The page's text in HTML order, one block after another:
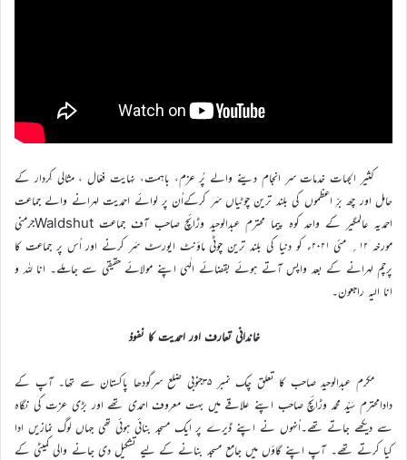
کثیر الجہات خدمات سر انجام دینے والے پُر عزم، باہمت، نہایت فعّال ، مثالی کِردار کے
حامل اور چھ برِّ اعظموں کی بلند ترین چوٹیاں سَر کرکےاُن پر لوائے احمدیت لہرانے والے جماعت
احمدیہ عالمگیر کے واحد کوہ پیما محترم عبدالوحید وڑائچ صاحب آف جماعت Waldshutجرمنی
مورخہ ۱۲؍ مئی ۲۰۲۱ء کو دنیا کی بلند ترین چوٹی ماؤنٹ ایورسٹ سَر کرنے اور اُس پر جماعت کا
پرچم لہرانے کے بعد واپس آتے ہوئے بقضائے الٰہی اپنے مولائے حقیقی سے جاملے۔ انا للہ و
انا الیہ راجعون۔
خاندانی تعارف اور احمدیت کا نفوذ
مکرم عبدالوحید صاحب کا تعلق چک نمبر ۳۵جنوبی ضلع سرگودھا پاکستان سے تھا۔ آپ کے
دادامحترم سَیْد محمد وڑائچ صاحب اپنے علاقے میں بہت معروف احمدی تھے اور بڑی عزت کی نگاہ
سے دیکھے جاتے تھے۔اُنہوں نے اپنے ڈیرے پر ایک مسجد بنائی ہوئی تھی جہاں لوگ نمازیں ادا
کیا کرتے تھے۔ آپ اپنے گاؤں میں جامع مسجد بنانے کے لیے تشکیل دی جانے والی کمیٹی کے